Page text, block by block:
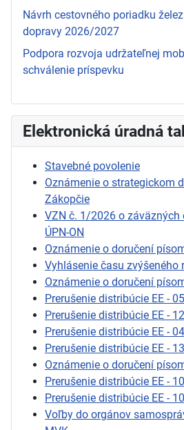
Návrh cestovného poriadku
dopravy 2026/2027
Podpora rozvoja udržateľnej
schválenie príspevku
Elektronická úradná
Stavebné povolenie
Oznámenie o strategickom
Zákopčie
VZN č. 1/2026 o záväzných
ÚPN-ON
Oznámenie o doručení
Vyhlásenie času zvýšeného
Oznámenie o doručení
Prerušenie distribúcie EE -
Prerušenie distribúcie EE -
Prerušenie distribúcie EE -
Prerušenie distribúcie EE -
Oznámenie o doručení
Prerušenie distribúcie EE -
Prerušenie distribúcie EE -
Voľby do orgánov